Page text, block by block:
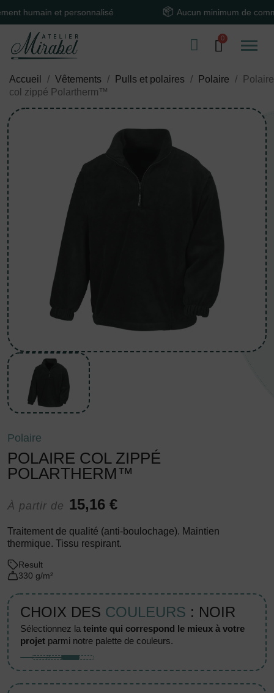
et personnalisé Aucun minimum de commande
Accueil Vêtements Pulls et polaires Polaire
Polaire
col zippé Polartherm™
Polaire
POLAIRE COL ZIPPÉ
POLARTHERM™
À partir de 15,16 €
Traitement de qualité (anti-boulochage). Maintien
thermique. Tissu respirant.
Result
330 g/m²
CHOIX DES COULEURS : NOIR
sélectionnez lateinte qui correspond le mieux à votre
projet parmi notre palette de couleurs.